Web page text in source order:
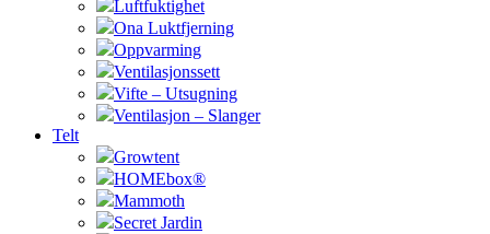
Luftfuktighet
Ona Luktfjerning
Oppvarming
Ventilasjonssett
Vifte – Utsugning
Ventilasjon – Slanger
Telt
Growtent
HOMEbox®
Mammoth
Secret Jardin